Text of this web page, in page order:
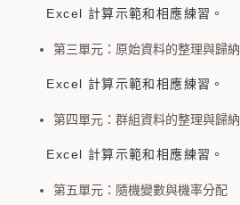
Excel 計算示範和相應練習。
第三單元：原始資料的整理與歸納
Excel 計算示範和相應練習。
第四單元：群組資料的整理與歸納
Excel 計算示範和相應練習。
第五單元：隨機變數與機率分配